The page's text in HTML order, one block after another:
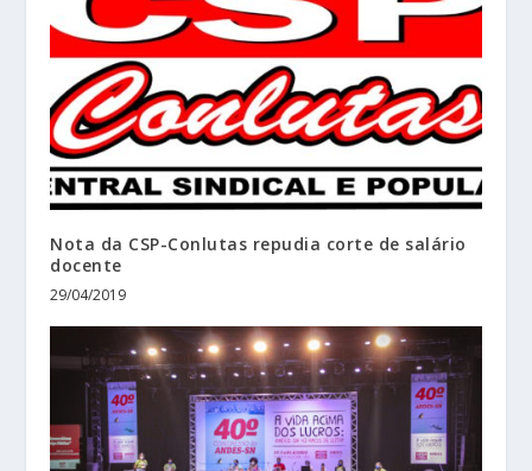
Nota da CSP-Conlutas repudia corte de salário
docente
29/04/2019